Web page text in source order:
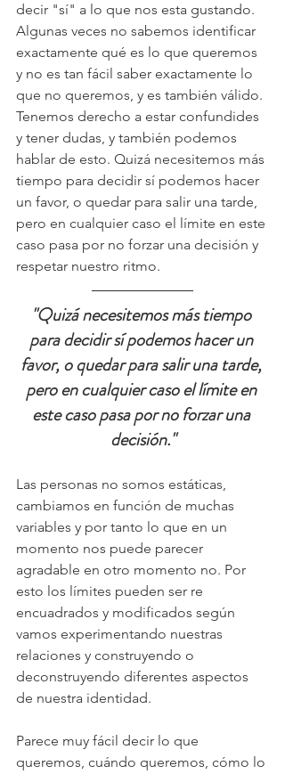
decir "sí" a lo que nos esta gustando.
Algunas veces no sabemos identificar
exactamente qué es lo que queremos
y no es tan fácil saber exactamente lo
que no queremos, y es también válido.
Tenemos derecho a estar confundides
y tener dudas, y también podemos
hablar de esto. Quizá necesitemos más
tiempo para decidir sí podemos hacer
un favor, o quedar para salir una tarde,
pero en cualquier caso el límite en este
caso pasa por no forzar una decisión y
respetar nuestro ritmo.
"Quizá necesitemos más tiempo
para decidir sí podemos hacer un
favor, o quedar para salir una tarde,
pero en cualquier caso el límite en
este caso pasa por no forzar una
decisión."
Las personas no somos estáticas,
cambiamos en función de muchas
variables y por tanto lo que en un
momento nos puede parecer
agradable en otro momento no. Por
esto los límites pueden ser re
encuadrados y modificados según
vamos experimentando nuestras
relaciones y construyendo o
deconstruyendo diferentes aspectos
de nuestra identidad.
Parece muy fácil decir lo que
queremos, cuándo queremos, cómo lo